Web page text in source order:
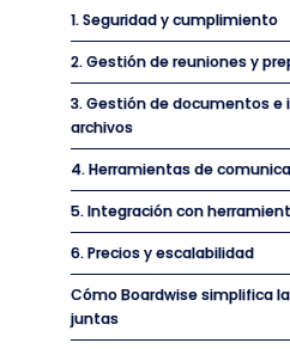
1. Seguridad y cumplimiento
2. Gestión de reuniones y
3. Gestión de documentos
archivos
4. Herramientas de
5. Integración con
6. Precios y escalabilidad
Cómo Boardwise simplifica
juntas